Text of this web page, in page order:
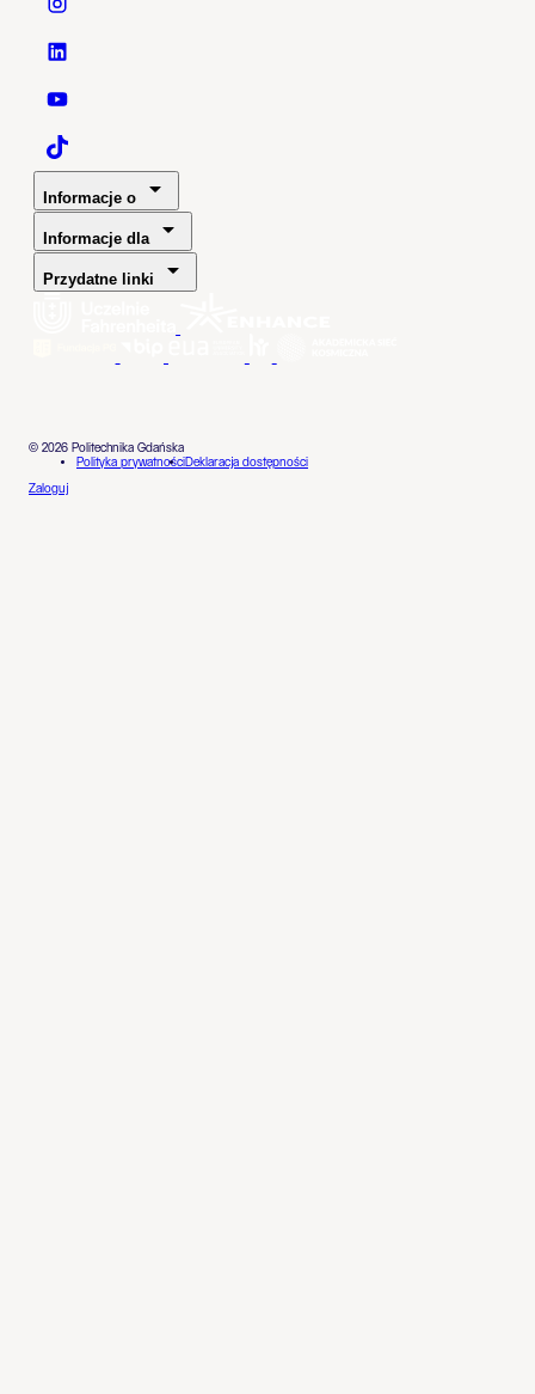
Politechnika Gdańska - Instagram
Politechnika Gdańska - LinkedIn
Politechnika Gdańska - YouTube
Politechnika Gdańska - TaikTok
Informacje o
Informacje dla
Przydatne linki
© 2026 Politechnika Gdańska
Polityka prywatnościDeklaracja dostępności
Zaloguj